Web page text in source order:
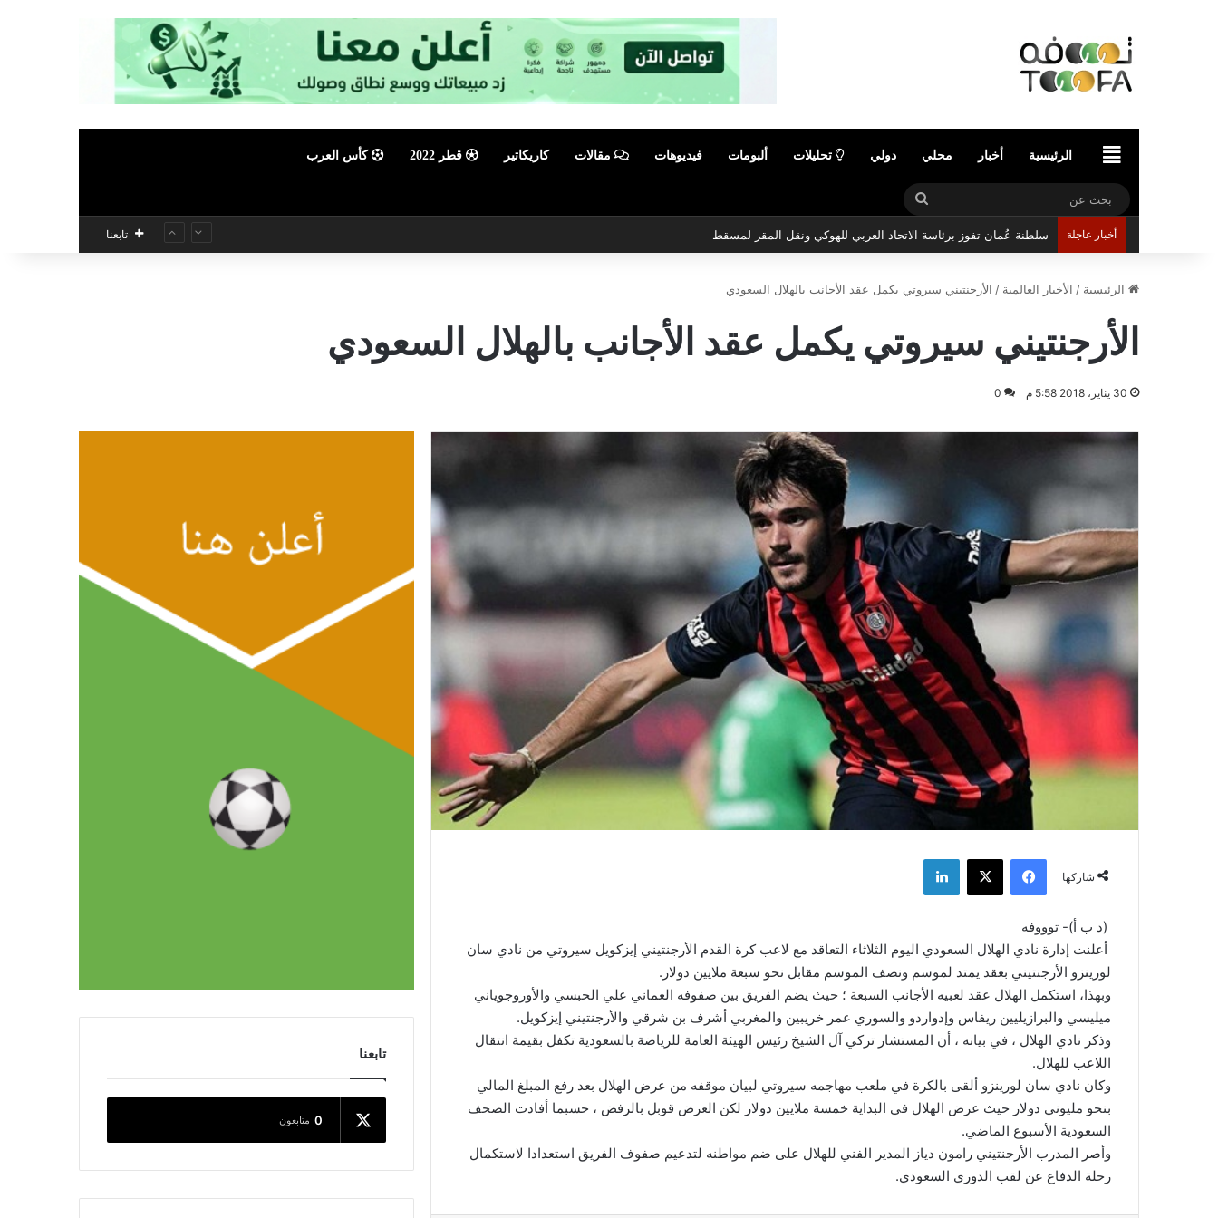
الرئيسيةالرئيسية أخبار محلي دولي تحليلات ألبومات فيديوهات مقالات كاريكاتير قطر 2022 كأس العرب
بحث
عن
أخبار عاجلة سلطنة عُمان تفوز برئاسة الاتحاد العربي للهوكي ونقل المقر لمسقط تابعنا
الرئيسية / الأخبار العالمية / الأرجنتيني سيروتي يكمل عقد الأجانب بالهلال السعودي
الأرجنتيني سيروتي يكمل عقد الأجانب بالهلال السعودي
30 يناير، 2018 5:58 م 0
شاركها
فيسبوك ‫X لينكدإن
(د ب أ)- توووفه
أعلنت إدارة نادي الهلال السعودي اليوم الثلاثاء التعاقد مع لاعب كرة القدم الأرجنتيني إيزكويل سيروتي من نادي سان
لورينزو الأرجنتيني بعقد يمتد لموسم ونصف الموسم مقابل نحو سبعة ملايين دولار.
وبهذا، استكمل الهلال عقد لعبيه الأجانب السبعة ؛ حيث يضم الفريق بين صفوفه العماني علي الحبسي والأوروجوياني
ميليسي والبرازيليين ريفاس وإدواردو والسوري عمر خريبين والمغربي أشرف بن شرقي والأرجنتيني إيزكويل.
وذكر نادي الهلال ، في بيانه ، أن المستشار تركي آل الشيخ رئيس الهيئة العامة للرياضة بالسعودية تكفل بقيمة انتقال
اللاعب للهلال.
وكان نادي سان لورينزو ألقى بالكرة في ملعب مهاجمه سيروتي لبيان موقفه من عرض الهلال بعد رفع المبلغ المالي
بنحو مليوني دولار حيث عرض الهلال في البداية خمسة ملايين دولار لكن العرض قوبل بالرفض ، حسبما أفادت الصحف
السعودية الأسبوع الماضي.
وأصر المدرب الأرجنتيني رامون دياز المدير الفني للهلال على ضم مواطنه لتدعيم صفوف الفريق استعدادا لاستكمال
رحلة الدفاع عن لقب الدوري السعودي.
تابعنا
0 متابعون